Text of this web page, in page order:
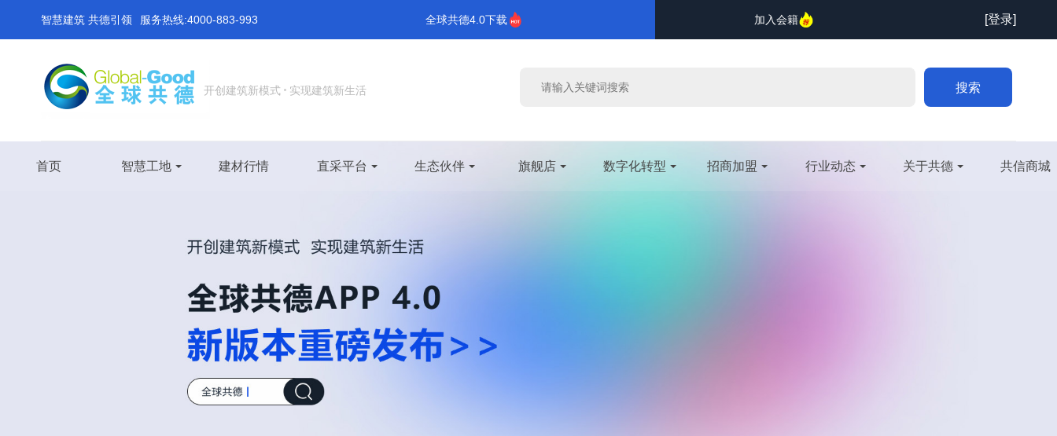
智慧建筑 共德引领 服务热线:4000-883-993 全球共德4.0下载 加入会籍 [登录]
开创建筑新模式 实现建筑新生活 搜索
首页 智慧工地 建材行情 直采平台 生态伙伴 旗舰店 数字化转型 招商加盟 行业动态 关于共德 共信商城